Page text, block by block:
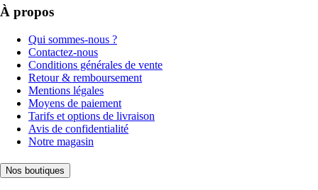
À propos
Qui sommes-nous ?
Contactez-nous
Conditions générales de vente
Retour & remboursement
Mentions légales
Moyens de paiement
Tarifs et options de livraison
Avis de confidentialité
Notre magasin
Nos boutiques